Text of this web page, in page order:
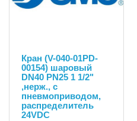
Кран (V-040-01PD-
00154) шаровый
DN40 PN25 1 1/2"
,нерж., c
пневмоприводом,
распределитель
24VDC